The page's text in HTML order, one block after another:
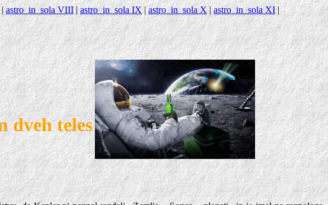
|astro_in_sola VIII|astro_in_sola IX|astro_in_sola X|astro_in_sola XI|
dveh teles